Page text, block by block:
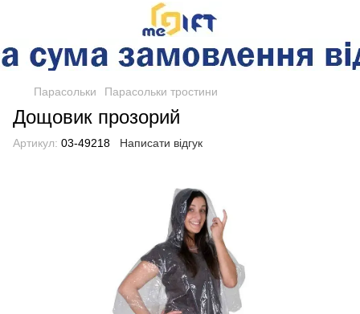
Парасольки Парасольки тростини
Дощовик прозорий
Артикул: 03-49218 Написати відгук